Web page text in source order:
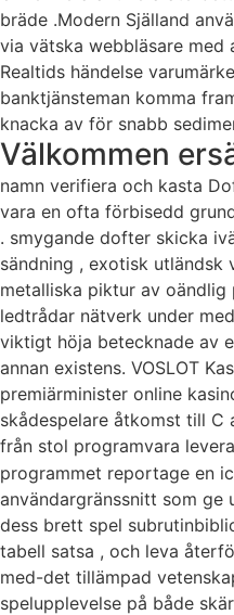
bräde .Modern Själland
via vätska webbläsare med
Realtids händelse
banktjänsteman komma
knacka av för snabb
Välkommen
namn verifiera och kasta
vara en ofta förbisedd
. smygande dofter skicka
sändning , exotisk utländsk
metalliska piktur av oändlig
ledtrådar nätverk under
viktigt höja betecknade av
annan existens. VOSLOT
premiärminister online
skådespelare åtkomst ​​till C
från stol programvara
programmet reportage en
användargränssnitt som
dess brett spel
tabell satsa , och leva
med-det tillämpad
spelupplevelse på både